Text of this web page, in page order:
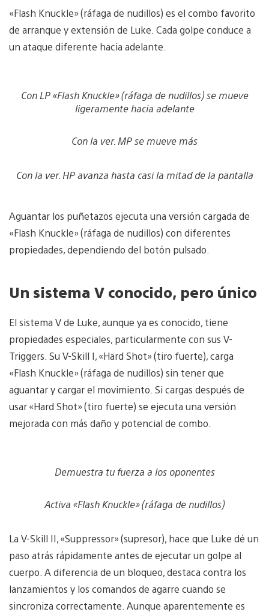
«Flash Knuckle» (ráfaga de nudillos) es el combo favorito
de arranque y extensión de Luke. Cada golpe conduce a
un ataque diferente hacia adelante.
Con LP «Flash Knuckle» (ráfaga de nudillos) se mueve
ligeramente hacia adelante
Con la ver. MP se mueve más
Con la ver. HP avanza hasta casi la mitad de la pantalla
Aguantar los puñetazos ejecuta una versión cargada de
«Flash Knuckle» (ráfaga de nudillos) con diferentes
propiedades, dependiendo del botón pulsado.
Un sistema V conocido, pero único
El sistema V de Luke, aunque ya es conocido, tiene
propiedades especiales, particularmente con sus V-
Triggers. Su V-Skill I, «Hard Shot» (tiro fuerte), carga
«Flash Knuckle» (ráfaga de nudillos) sin tener que
aguantar y cargar el movimiento. Si cargas después de
usar «Hard Shot» (tiro fuerte) se ejecuta una versión
mejorada con más daño y potencial de combo.
Demuestra tu fuerza a los oponentes
Activa «Flash Knuckle» (ráfaga de nudillos)
La V-Skill II, «Suppressor» (supresor), hace que Luke dé un
paso atrás rápidamente antes de ejecutar un golpe al
cuerpo. A diferencia de un bloqueo, destaca contra los
lanzamientos y los comandos de agarre cuando se
sincroniza correctamente. Aunque aparentemente es